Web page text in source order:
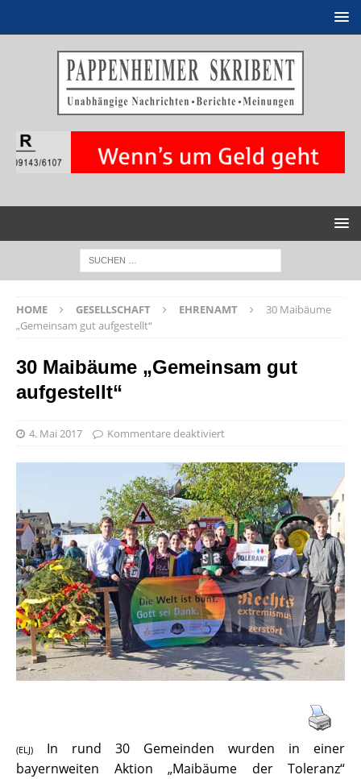
HOME GESELLSCHAFT EHRENAMT
30 Maibäume
„Gemeinsam gut aufgestellt“
30 Maibäume „Gemeinsam gut
aufgestellt“
4. Mai 2017 Kommentare deaktiviert
(ELJ)
In rund 30 Gemeinden wurden in einer
bayernweiten Aktion „Maibäume der Toleranz“